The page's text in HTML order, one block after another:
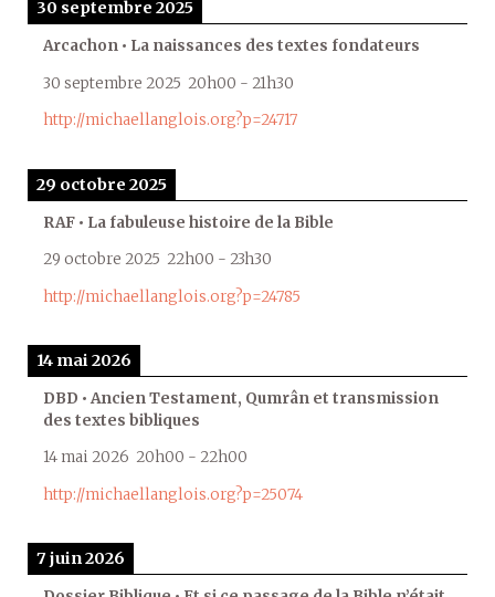
30 septembre 2025
Arcachon • La naissances des textes fondateurs
30 septembre 2025 20h00 - 21h30
http://michaellanglois.org?p=24717
29 octobre 2025
RAF • La fabuleuse histoire de la Bible
29 octobre 2025 22h00 - 23h30
http://michaellanglois.org?p=24785
14 mai 2026
DBD • Ancien Testament, Qumrân et transmission
des textes bibliques
14 mai 2026 20h00 - 22h00
http://michaellanglois.org?p=25074
7 juin 2026